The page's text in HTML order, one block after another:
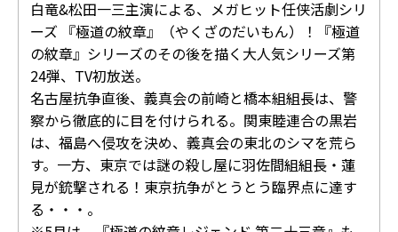
白竜&松田一三主演による、メガヒット任侠活劇シリ
ーズ 『極道の紋章』（やくざのだいもん）！『極道
の紋章』シリーズのその後を描く大人気シリーズ第
24弾、TV初放送。
名古屋抗争直後、義真会の前崎と橋本組組長は、警
察から徹底的に目を付けられる。関東睦連合の黒岩
は、福島へ侵攻を決め、義真会の東北のシマを荒ら
す。一方、東京では謎の殺し屋に羽佐間組組長・蓮
見が銃撃される！東京抗争がとうとう臨界点に達す
る・・・。